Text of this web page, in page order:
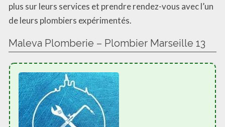
plus sur leurs services et prendre rendez-vous avec l’un
de leurs plombiers expérimentés.
Maleva Plomberie – Plombier Marseille 13